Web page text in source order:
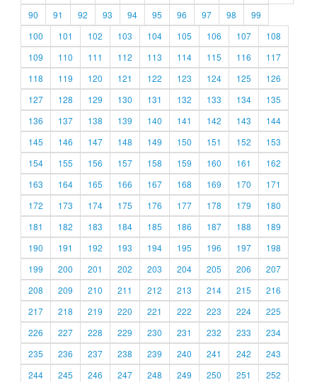
90
91 92 93 94 95 96 97 98
99
100
101 102 103 104 105 106 107
108
109
110 111 112 113 114 115 116
117
118
119 120 121 122 123 124 125
126
127
128 129 130 131 132 133 134
135
136
137 138 139 140 141 142 143
144
145
146 147 148 149 150 151 152
153
154
155 156 157 158 159 160 161
162
163
164 165 166 167 168 169 170
171
172
173 174 175 176 177 178 179
180
181
182 183 184 185 186 187 188
189
190
191 192 193 194 195 196 197
198
199
200 201 202 203 204 205 206
207
208
209 210 211 212 213 214 215
216
217
218 219 220 221 222 223 224
225
226
227 228 229 230 231 232 233
234
235
236 237 238 239 240 241 242
243
244
245 246 247 248 249 250 251 252